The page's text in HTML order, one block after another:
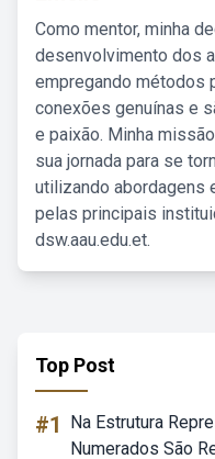
Como mentor, minha
desenvolvimento dos
empregando métodos
conexões genuínas e
e paixão. Minha
sua jornada para se
utilizando abordagens
pelas principais
dsw.aau.edu.et.
Top Post
#1
Na Estrutura
Numerados São